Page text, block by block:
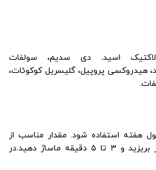
اسید. دی سدیم، سولفات
هیدروکسی پروپیل، گلیسریل کوکوئات،
در طول هفته استفاده شود. مقدار مناسب از
شامپو را بر روی پوست سر بریزید و ۳ تا ۵ دقیقه ماساژ دهید.در